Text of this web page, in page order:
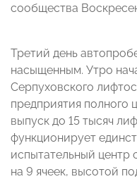
сообщества
Третий день
насыщенным. Утро
Серпуховского
предприятия полного
выпуск до 15 тысяч
функционирует
испытательный центр
на 9 ячеек, высотой